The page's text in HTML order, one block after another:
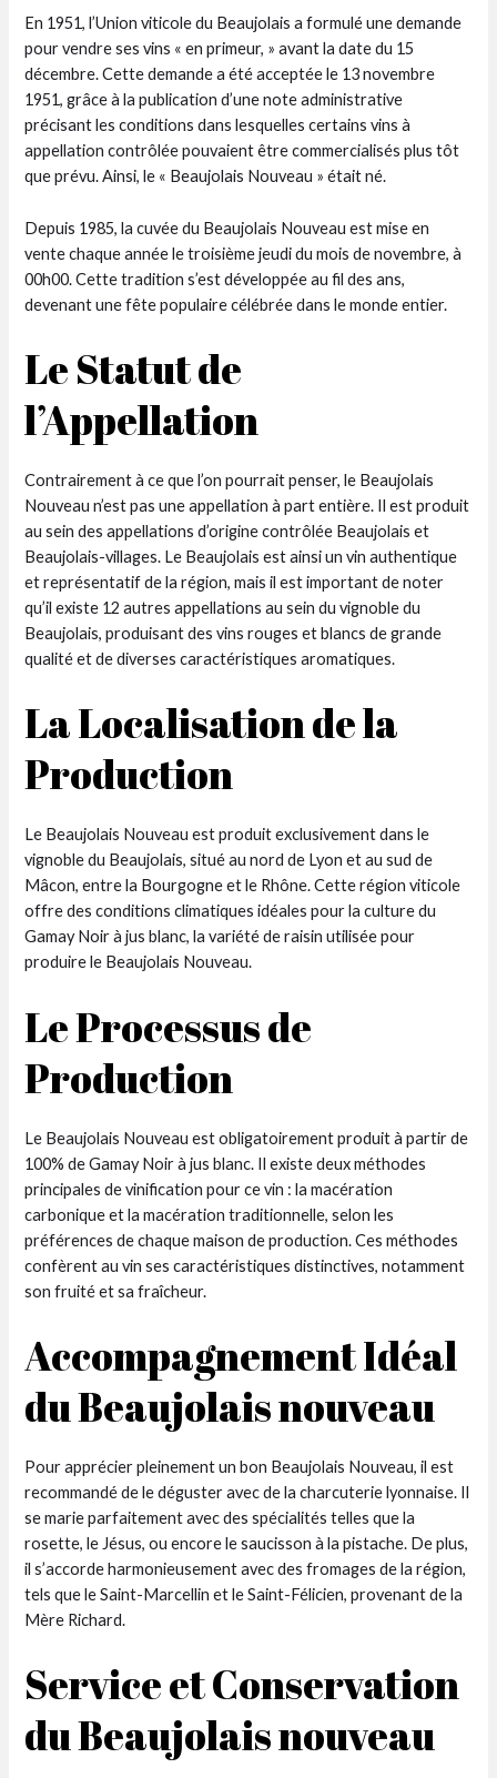
En 1951, l’Union viticole du Beaujolais a formulé une demande
pour vendre ses vins « en primeur, » avant la date du 15
décembre. Cette demande a été acceptée le 13 novembre
1951, grâce à la publication d’une note administrative
précisant les conditions dans lesquelles certains vins à
appellation contrôlée pouvaient être commercialisés plus tôt
que prévu. Ainsi, le « Beaujolais Nouveau » était né.
Depuis 1985, la cuvée du Beaujolais Nouveau est mise en
vente chaque année le troisième jeudi du mois de novembre, à
00h00. Cette tradition s’est développée au fil des ans,
devenant une fête populaire célébrée dans le monde entier.
Le Statut de
l’Appellation
Contrairement à ce que l’on pourrait penser, le Beaujolais
Nouveau n’est pas une appellation à part entière. Il est produit
au sein des appellations d’origine contrôlée Beaujolais et
Beaujolais-villages. Le Beaujolais est ainsi un vin authentique
et représentatif de la région, mais il est important de noter
qu’il existe 12 autres appellations au sein du vignoble du
Beaujolais, produisant des vins rouges et blancs de grande
qualité et de diverses caractéristiques aromatiques.
La Localisation de la
Production
Le Beaujolais Nouveau est produit exclusivement dans le
vignoble du Beaujolais, situé au nord de Lyon et au sud de
Mâcon, entre la Bourgogne et le Rhône. Cette région viticole
offre des conditions climatiques idéales pour la culture du
Gamay Noir à jus blanc, la variété de raisin utilisée pour
produire le Beaujolais Nouveau.
Le Processus de
Production
Le Beaujolais Nouveau est obligatoirement produit à partir de
100% de Gamay Noir à jus blanc. Il existe deux méthodes
principales de vinification pour ce vin : la macération
carbonique et la macération traditionnelle, selon les
préférences de chaque maison de production. Ces méthodes
confèrent au vin ses caractéristiques distinctives, notamment
son fruité et sa fraîcheur.
Accompagnement Idéal
du Beaujolais nouveau
Pour apprécier pleinement un bon Beaujolais Nouveau, il est
recommandé de le déguster avec de la charcuterie lyonnaise. Il
se marie parfaitement avec des spécialités telles que la
rosette, le Jésus, ou encore le saucisson à la pistache. De plus,
il s’accorde harmonieusement avec des fromages de la région,
tels que le Saint-Marcellin et le Saint-Félicien, provenant de la
Mère Richard.
Service et Conservation
du Beaujolais nouveau